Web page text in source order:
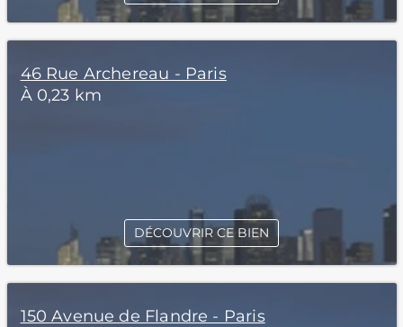
46 Rue Archereau - Paris
À 0,23 km
DÉCOUVRIR CE BIEN
150 Avenue de Flandre - Paris